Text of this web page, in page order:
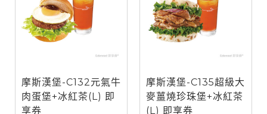
摩斯漢堡-C132元氣牛
肉蛋堡+冰紅茶(L) 即
享券
摩斯漢堡-C135超級大
麥薑燒珍珠堡+冰紅茶
(L) 即享券